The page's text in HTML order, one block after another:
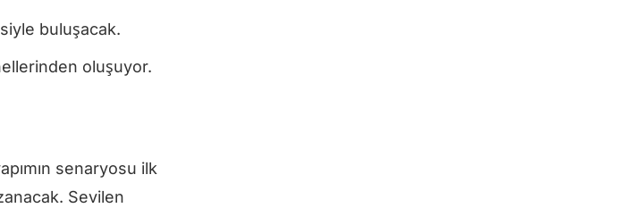
buluşacak.
oluşuyor.
senaryosu ilk
Sevilen